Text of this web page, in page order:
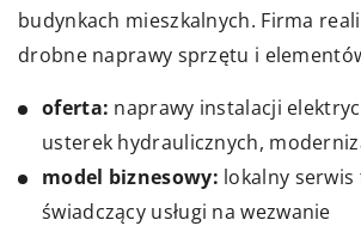
budynkach mieszkalnych. Firma
drobne naprawy sprzętu i
oferta: naprawy instalacji
usterek hydraulicznych,
model biznesowy: lokalny
świadczący usługi na wezwanie